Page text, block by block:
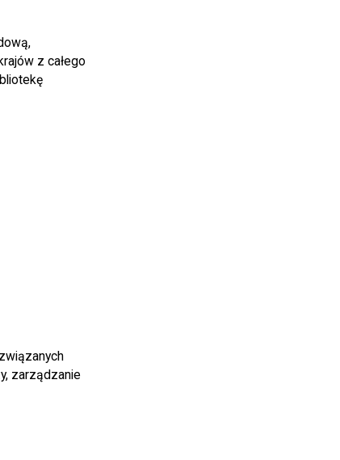
z całego
zarządzanie